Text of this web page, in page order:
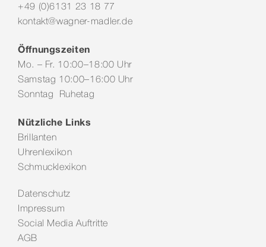
+49 (0)6131 23 18 77
kontakt@wagner-madler.de
Öffnungszeiten
Mo. – Fr. 10:00–18:00 Uhr
Samstag 10:00–16:00 Uhr
Sonntag Ruhetag
Nützliche Links
Brillanten
Uhrenlexikon
Schmucklexikon
Datenschutz
Impressum
Social Media Auftritte
AGB